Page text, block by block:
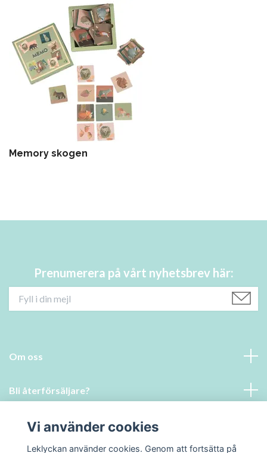
Memory skogen
Prenumerera på vårt nyhetsbrev här:
Om oss
Bli återförsäljare?
Läs merVi använder cookies
Leklyckan använder cookies. Genom att fortsätta på